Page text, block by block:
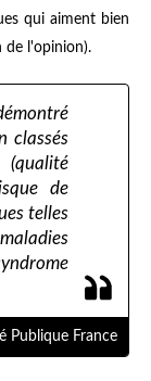
qui aiment bien
de l'opinion).
classés
de
telles
Publique France